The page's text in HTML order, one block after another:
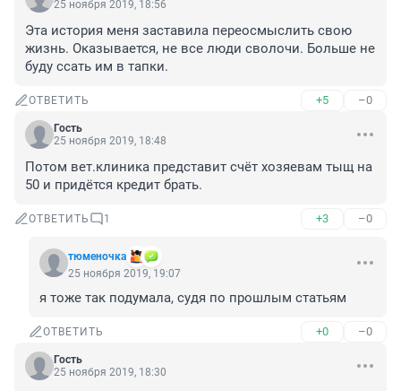
25 ноября 2019, 18:56
Эта история меня заставила переосмыслить свою
жизнь. Оказывается, не все люди сволочи. Больше не
буду ссать им в тапки.
ОТВЕТИТЬ +5 –0
Гость
25 ноября 2019, 18:48
Потом вет.клиника представит счёт хозяевам тыщ на
50 и придётся кредит брать.
ОТВЕТИТЬ 1 +3 –0
тюменочка
25 ноября 2019, 19:07
я тоже так подумала, судя по прошлым статьям
ОТВЕТИТЬ +0 –0
Гость
25 ноября 2019, 18:30